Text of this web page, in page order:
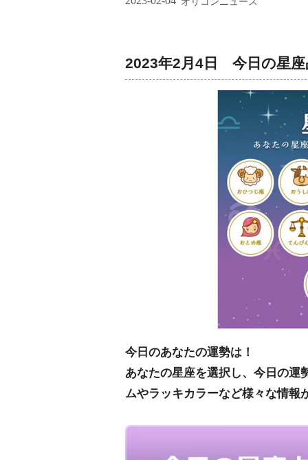
2023年2月4日 今日の星座
今日のあなたの運勢は！
あなたの星座を選択し、今日の運
ムやラッキカラーなど様々な情報